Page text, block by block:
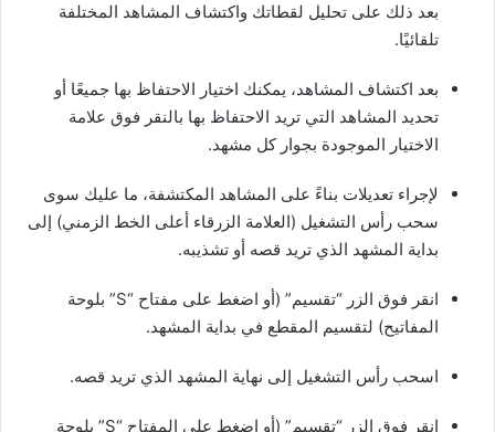
بعد ذلك على تحليل لقطاتك واكتشاف المشاهد المختلفة
تلقائيًا.
بعد اكتشاف المشاهد، يمكنك اختيار الاحتفاظ بها جميعًا أو
تحديد المشاهد التي تريد الاحتفاظ بها بالنقر فوق علامة
الاختيار الموجودة بجوار كل مشهد.
لإجراء تعديلات بناءً على المشاهد المكتشفة، ما عليك سوى
سحب رأس التشغيل (العلامة الزرقاء أعلى الخط الزمني) إلى
بداية المشهد الذي تريد قصه أو تشذيبه.
انقر فوق الزر “تقسيم” (أو اضغط على مفتاح “S” بلوحة
المفاتيح) لتقسيم المقطع في بداية المشهد.
اسحب رأس التشغيل إلى نهاية المشهد الذي تريد قصه.
انقر فوق الزر “تقسيم” (أو اضغط على المفتاح “S” بلوحة